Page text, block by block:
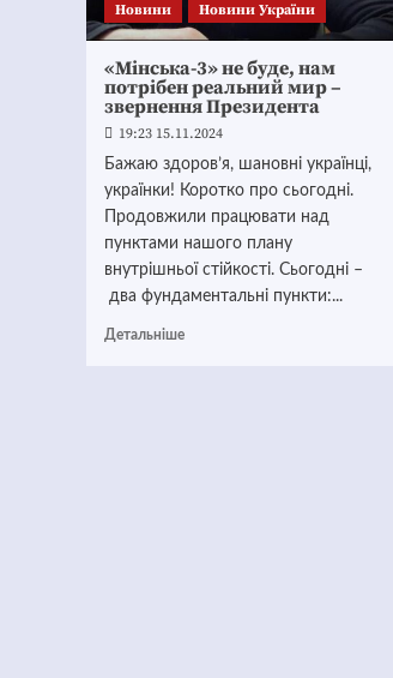
Новини Новини України
«Мінська-3» не буде, нам
потрібен реальний мир –
звернення Президента
19:23 15.11.2024
Бажаю здоров’я, шановні українці,
українки! Коротко про сьогодні.
Продовжили працювати над
пунктами нашого плану
внутрішньої стійкості. Сьогодні –
два фундаментальні пункти:...
Детальніше